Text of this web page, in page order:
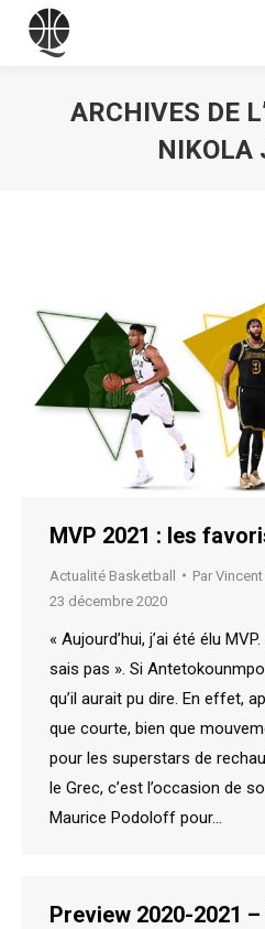
ARCHIVES DE
NIKOLA
MVP 2021 : les
Actualité Basketball Par
23 décembre 2020
« Aujourd’hui, j’ai été élu
sais pas ». Si
qu’il aurait pu dire. En effet,
que courte, bien que
pour les superstars de
le Grec, c’est l’occasion de
Maurice Podoloff pour…
Preview 2020-2021